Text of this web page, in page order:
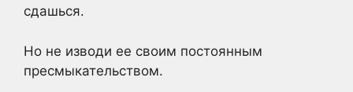
сдашься.
Но не изводи ее своим постоянным
пресмыкательством.